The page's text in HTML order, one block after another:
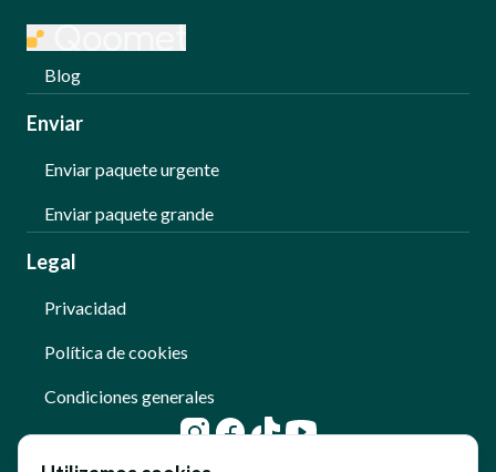
Blog
Enviar
Enviar paquete urgente
Enviar paquete grande
Legal
Privacidad
Política de cookies
Condiciones generales